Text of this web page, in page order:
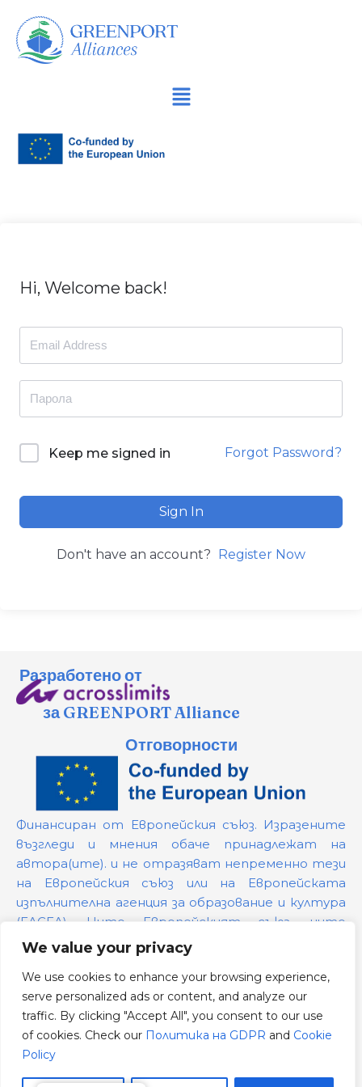
We value your privacy
We use cookies to enhance your browsing experience,
serve personalized ads or content, and analyze our
traffic. By clicking "Accept All", you consent to our use
of cookies. Check our Политика на GDPR and Cookie
Policy
Продължете
към
Hi, Welcome back!
Keep me signed in Forgot Password?
Sign In
Don't have an account? Register Now
Разработено от
за GREENPORT Alliance
Отговорности
Финансиран от Европейския съюз. Изразените
възгледи и мнения обаче принадлежат на
автора(ите). и не отразяват непременно тези
на Европейския съюз или на Европейската
изпълнителна агенция за образование и култура
(EACEA). Нито Европейският съюз, нито
предоставящият ги орган могат да бъдат
държани отговорни за тях.
Номер на проекта: 101139879
Политика на GDPR
Cookie Policy